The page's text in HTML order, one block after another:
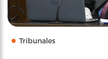
Tribunales